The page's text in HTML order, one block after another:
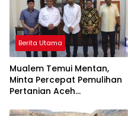
Berita Utama
Mualem Temui Mentan,
Minta Percepat Pemulihan
Pertanian Aceh